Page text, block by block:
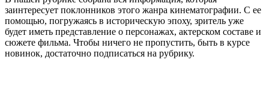
заинтересует поклонников этого жанра кинематографии. С ее
помощью, погружаясь в историческую эпоху, зритель уже
будет иметь представление о персонажах, актерском составе и
сюжете фильма. Чтобы ничего не пропустить, быть в курсе
новинок, достаточно подписаться на рубрику.